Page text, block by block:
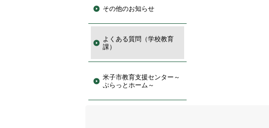
その他のお知らせ
よくある質問（学校教育
課）
米子市教育支援センター～
ぷらっとホーム～